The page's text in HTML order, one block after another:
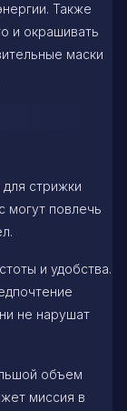
Также
и окрашивать
маски
стрижки
могут повлечь
и удобства.
не нарушат
объем
миссия в